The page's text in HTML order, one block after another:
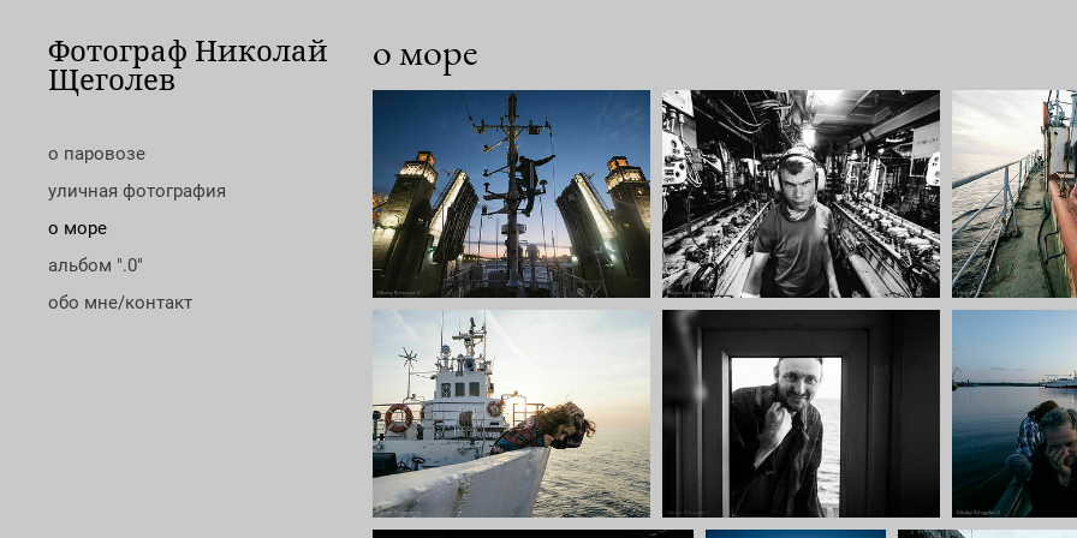
Фотограф Николай
Щеголев
о паровозе
уличная фотография
о море
альбом ".0"
обо мне/контакт
о море